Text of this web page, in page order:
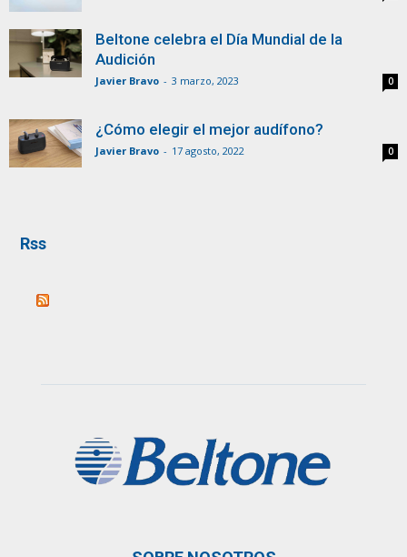
Beltone celebra el Día Mundial de la
Audición
Javier Bravo - 3 marzo, 2023 0
¿Cómo elegir el mejor audífono?
Javier Bravo - 17 agosto, 2022 0
Rss